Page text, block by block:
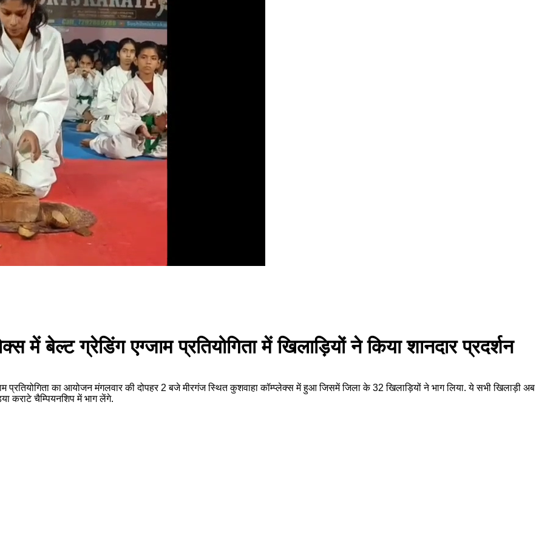
में बेल्ट ग्रेडिंग एग्जाम प्रतियोगिता में खिलाड़ियों ने किया शानदार प्रदर्शन
का आयोजन मंगलवार की दोपहर 2 बजे मीरगंज स्थित कुशवाहा कॉम्प्लेक्स में हुआ जिसमें जिला के 32 खिलाड़ियों ने भाग लिया. ये सभी खिलाड़ी अब
कराटे चैम्पियनशिप में भाग लेंगे.